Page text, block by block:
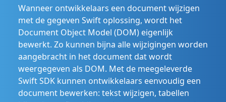
Wanneer ontwikkelaars een document wijzigen
met de gegeven Swift oplossing, wordt het
Document Object Model (DOM) eigenlijk
bewerkt. Zo kunnen bijna alle wijzigingen worden
aangebracht in het document dat wordt
weergegeven als DOM. Met de meegeleverde
Swift SDK kunnen ontwikkelaars eenvoudig een
document bewerken: tekst wijzigen, tabellen